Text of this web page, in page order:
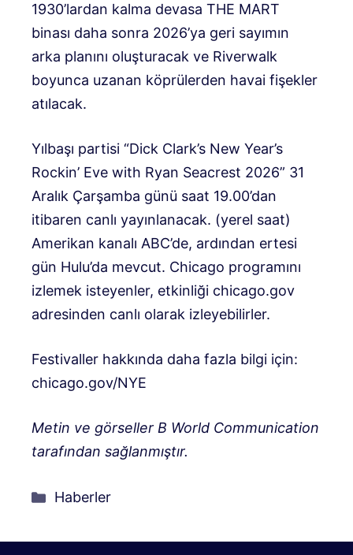
1930’lardan kalma devasa THE MART
binası daha sonra 2026’ya geri sayımın
arka planını oluşturacak ve Riverwalk
boyunca uzanan köprülerden havai fişekler
atılacak.
Yılbaşı partisi “Dick Clark’s New Year’s
Rockin’ Eve with Ryan Seacrest 2026” 31
Aralık Çarşamba günü saat 19.00’dan
itibaren canlı yayınlanacak. (yerel saat)
Amerikan kanalı ABC’de, ardından ertesi
gün Hulu’da mevcut. Chicago programını
izlemek isteyenler, etkinliği chicago.gov
adresinden canlı olarak izleyebilirler.
Festivaller hakkında daha fazla bilgi için:
chicago.gov/NYE
Metin ve görseller B World Communication
tarafından sağlanmıştır.
Kategoriler
Haberler